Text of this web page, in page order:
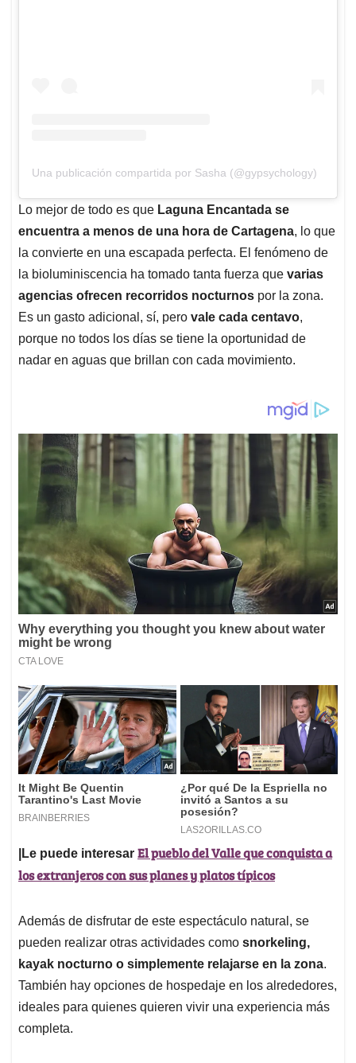
Una publicación compartida por Sasha (@gypsychology)
Lo mejor de todo es que Laguna Encantada se
encuentra a menos de una hora de Cartagena, lo que
la convierte en una escapada perfecta. El fenómeno de
la bioluminiscencia ha tomado tanta fuerza que varias
agencias ofrecen recorridos nocturnos por la zona.
Es un gasto adicional, sí, pero vale cada centavo,
porque no todos los días se tiene la oportunidad de
nadar en aguas que brillan con cada movimiento.
|Le puede interesar El pueblo del Valle que conquista a
los extranjeros con sus planes y platos típicos
Además de disfrutar de este espectáculo natural, se
pueden realizar otras actividades como snorkeling,
kayak nocturno o simplemente relajarse en la zona.
También hay opciones de hospedaje en los alrededores,
ideales para quienes quieren vivir una experiencia más
completa.